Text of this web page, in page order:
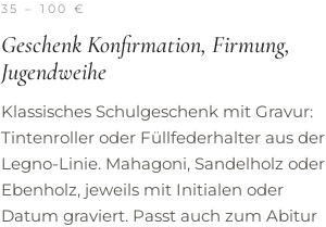
35 – 100 €
Geschenk Konfirmation, Firmung,
Jugendweihe
Klassisches Schulgeschenk mit Gravur:
Tintenroller oder Füllfederhalter aus der
Legno-Linie. Mahagoni, Sandelholz oder
Ebenholz, jeweils mit Initialen oder
Datum graviert. Passt auch zum Abitur